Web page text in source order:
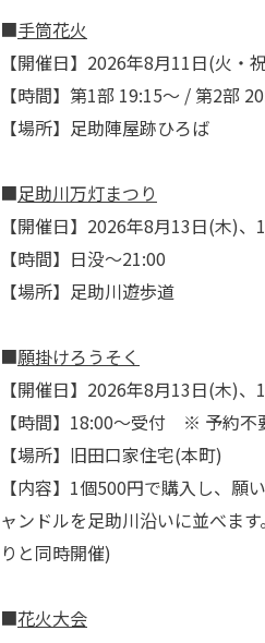
■手筒花火
【開催日】2026年8月11日(火・
【時間】第1部 19:15～ / 第2部
【場所】足助陣屋跡ひろば
■足助川万灯まつり
【開催日】2026年8月13日(木)、
【時間】日没～21:00
【場所】足助川遊歩道
■願掛けろうそく
【開催日】2026年8月13日(木)、
【時間】18:00～受付 ※ 予約不
【場所】旧田口家住宅(本町)
【内容】1個500円で購入し、願
ャンドルを足助川沿いに並べま
りと同時開催)
■花火大会